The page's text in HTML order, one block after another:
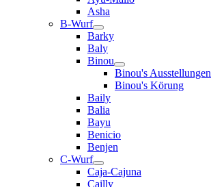
Asha
B-Wurf
Barky
Baly
Binou
Binou's Ausstellungen
Binou's Körung
Baily
Balia
Bayu
Benicio
Benjen
C-Wurf
Caja-Cajuna
Cailly